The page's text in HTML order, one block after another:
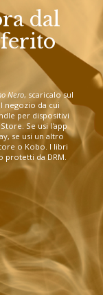
dal
Nero, scaricalo sul
negozio da cui
per dispositivi
Se usi l'app
se usi un altro
o Kobo. I libri
protetti da DRM.